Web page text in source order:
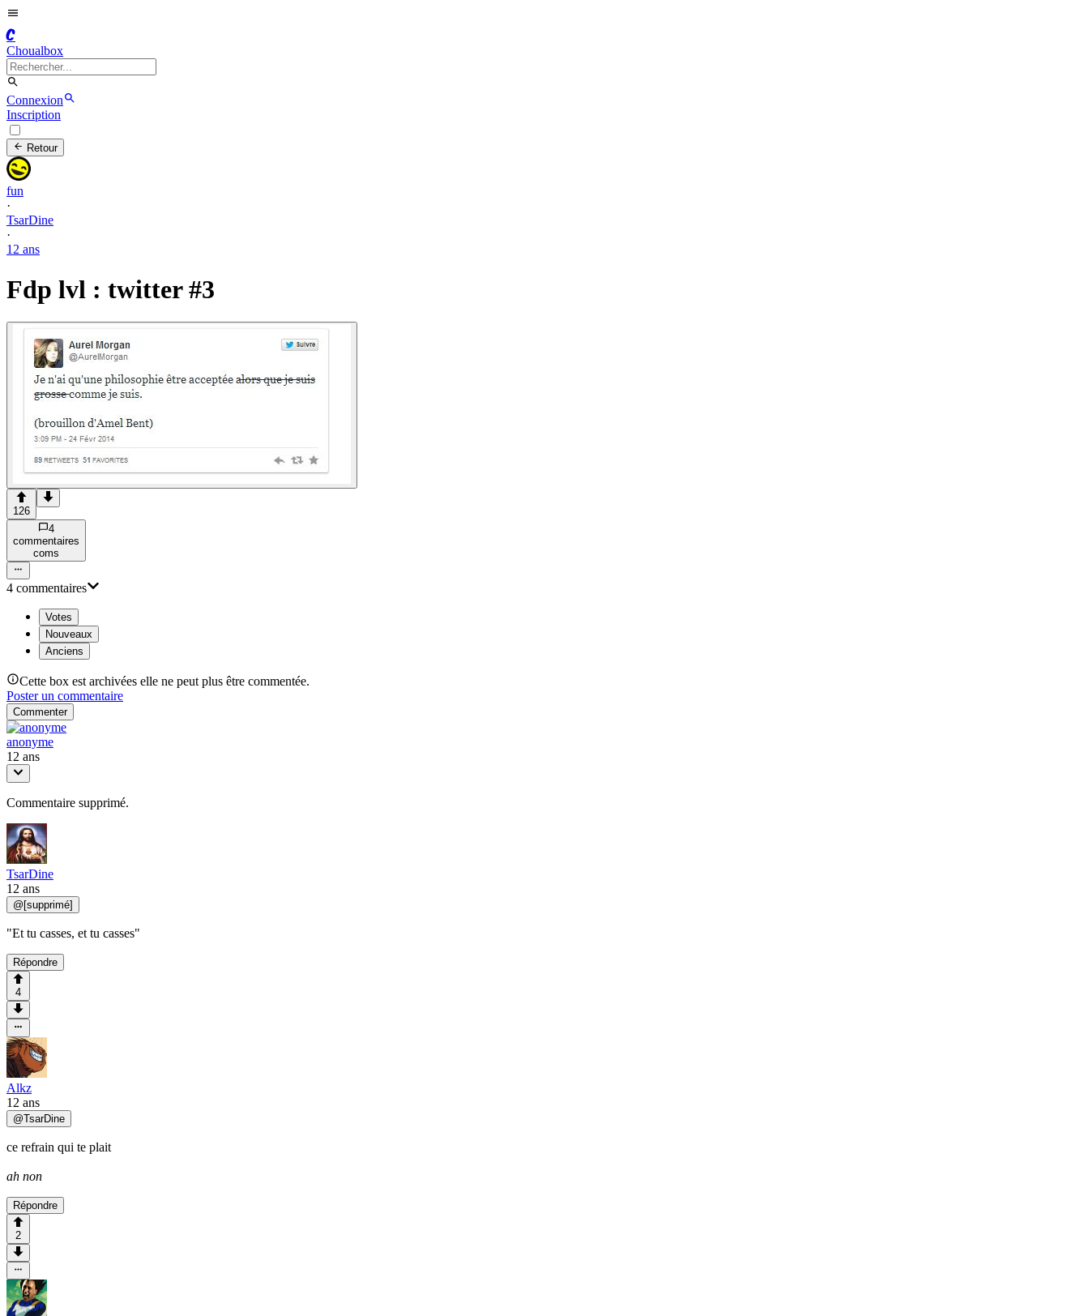
C
Choualbox
Connexion
Inscription
Retour
fun
·
TsarDine
·
12 ans
Fdp lvl : twitter #3
126
4
commentaires
coms
4 commentaires
Votes
Nouveaux
Anciens
Cette box est archivées elle ne peut plus être commentée.
Poster un commentaire
Commenter
anonyme
12 ans
Commentaire supprimé.
TsarDine
12 ans
@[supprimé]
"Et tu casses, et tu casses"
Répondre
4
Alkz
12 ans
@TsarDine
ce refrain qui te plait
ah non
Répondre
2